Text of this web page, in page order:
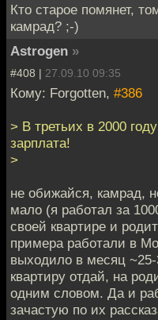
Кто старое помянет,
камрад? ;-)
Astrogen »
#408 | 27.09.10 09:35
Кому: Forgotten, #386
> В третьих в 2000
зарплата!
>
не обижайся, камрад,
мало (я работал за
своей квартире и
примера работали в
выходило в месяц
квартиру отдай, на
одним словом. Да и
зачастую по их